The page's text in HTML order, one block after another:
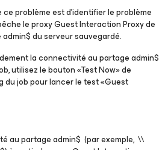
problème est d’identifier le problème
le proxy Guest Interaction Proxy de
du serveur sauvegardé.
la connectivité au partage admin$
utilisez le bouton «Test Now» de
du job pour lancer le test «Guest
au partage admin$ (par exemple, \\